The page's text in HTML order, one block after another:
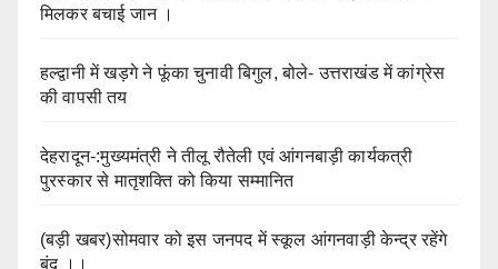
मिलकर बचाई जान ।
हल्द्वानी में खड़गे ने फूंका चुनावी बिगुल, बोले- उत्तराखंड में कांग्रेस
की वापसी तय
देहरादून-:मुख्यमंत्री ने तीलू रौतेली एवं आंगनबाड़ी कार्यकत्री
पुरस्कार से मातृशक्ति को किया सम्मानित
(बड़ी खबर)सोमवार को इस जनपद में स्कूल आंगनवाड़ी केन्द्र रहेंगे
बंद ।।